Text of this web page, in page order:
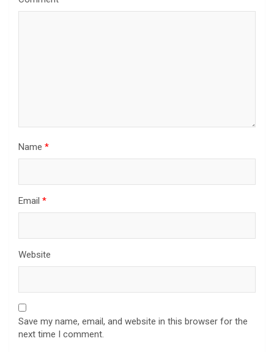
Name *
Email *
Website
Save my name, email, and website in this browser for the
next time I comment.